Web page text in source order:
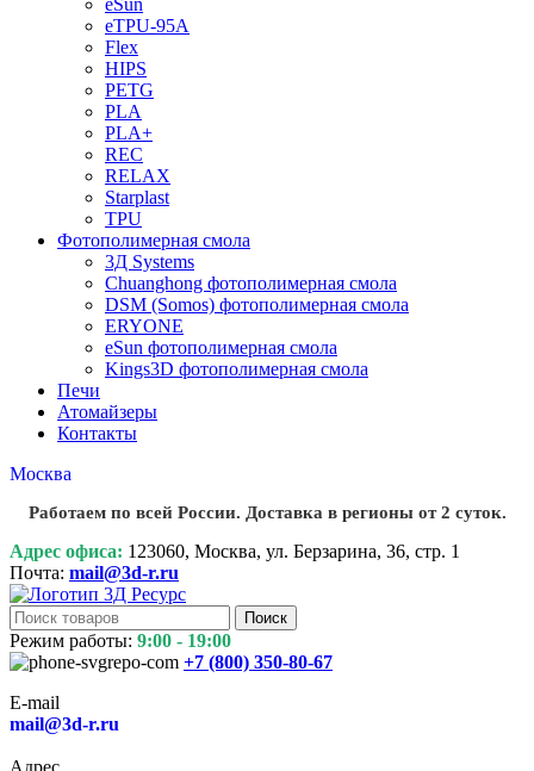
eSun
eTPU-95A
Flex
HIPS
PETG
PLA
PLA+
REC
RELAX
Starplast
TPU
Фотополимерная смола
3Д Systems
Chuanghong фотополимерная смола
DSM (Somos) фотополимерная смола
ERYONE
eSun фотополимерная смола
Kings3D фотополимерная смола
Печи
Атомайзеры
Контакты
Москва
Работаем по всей России. Доставка в регионы от 2 суток.
Адрес офиса: 123060, Москва, ул. Берзарина, 36, стр. 1
Почта: mail@3d-r.ru
Поиск
Режим работы: 9:00 - 19:00
+7 (800) 350-80-67
E-mail
mail@3d-r.ru
Адрес